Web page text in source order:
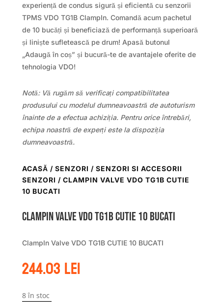
experiență de condus sigură și eficientă cu senzorii
TPMS VDO TG1B ClampIn. Comandă acum pachetul
de 10 bucăți și beneficiază de performanță superioară
și liniște sufletească pe drum! Apasă butonul
„Adaugă în coș” și bucură-te de avantajele oferite de
tehnologia VDO!
Notă: Vă rugăm să verificați compatibilitatea
produsului cu modelul dumneavoastră de autoturism
înainte de a efectua achiziția. Pentru orice întrebări,
echipa noastră de experți este la dispoziția
dumneavoastră.
ACASĂ / SENZORI / SENZORI SI ACCESORII
SENZORI / CLAMPIN VALVE VDO TG1B CUTIE
10 BUCATI
ClampIn Valve VDO TG1B CUTIE 10 BUCATI
ClampIn Valve VDO TG1B CUTIE 10 BUCATI
244.03lei
8 în stoc